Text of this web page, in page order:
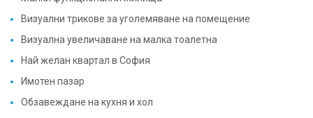
Визуални трикове за уголемяване на помещение
Визуална увеличаване на малка тоалетна
Най желан квартал в София
Имотен пазар
Обзавеждане на кухня и хол